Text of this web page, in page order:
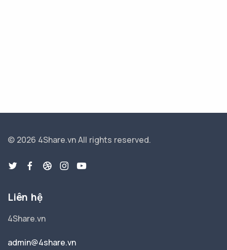
© 2026 4Share.vnAll rights reserved.
Liên hệ
4Share.vn
admin@4share.vn